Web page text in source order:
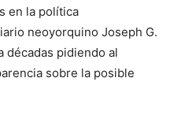
en la política
neoyorquino Joseph G.
décadas pidiendo al
sobre la posible